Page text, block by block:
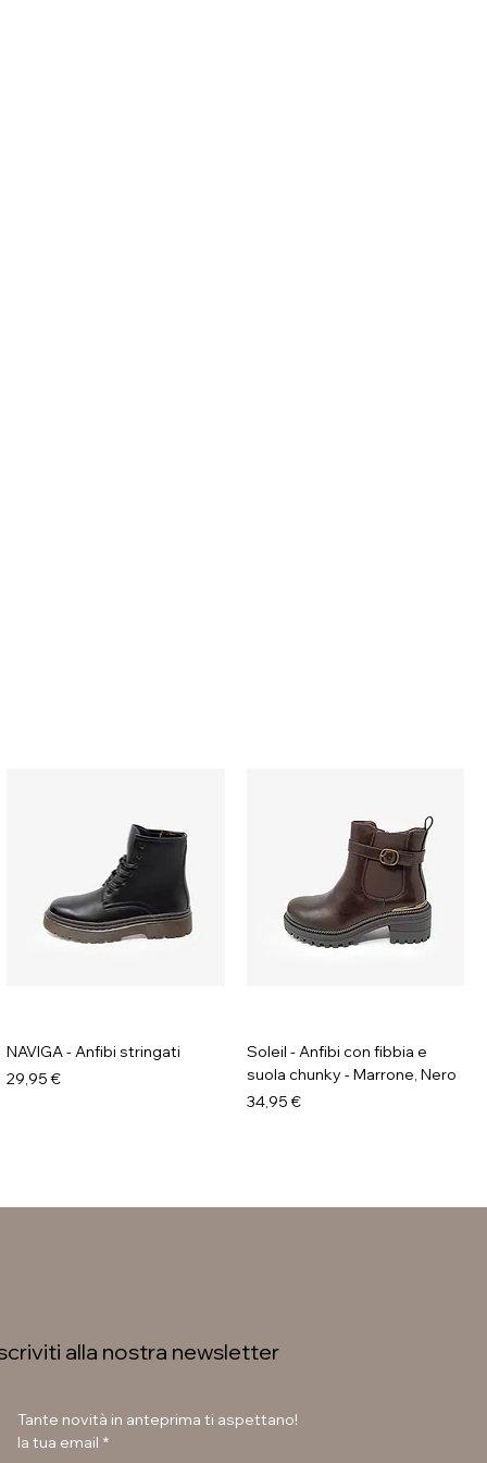
NAVIGA - Anfibi stringati
Prezzo
29,95 €
Soleil - Anfibi con fibbia e
suola chunky - Marrone, Nero
Prezzo
34,95 €
alla nostra newsletter
Tante novità in anteprima ti aspettano!
la tua email *